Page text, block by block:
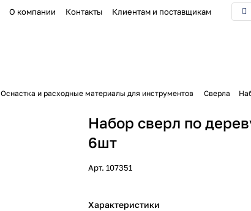
О компании Контакты Клиентам и поставщикам
Оснастка и расходные материалы для инструментов Сверла
Набор сверл по
6шт
Арт.107351
Характеристики